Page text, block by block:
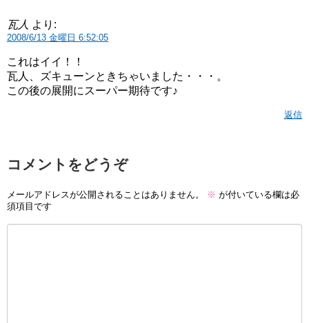
瓦人 より:
2008/6/13 金曜日 6:52:05
これはイイ！！
瓦人、ズキューンときちゃいました・・・。
この後の展開にスーパー期待です♪
返信
コメントをどうぞ
メールアドレスが公開されることはありません。 ※ が付いている欄は必
須項目です